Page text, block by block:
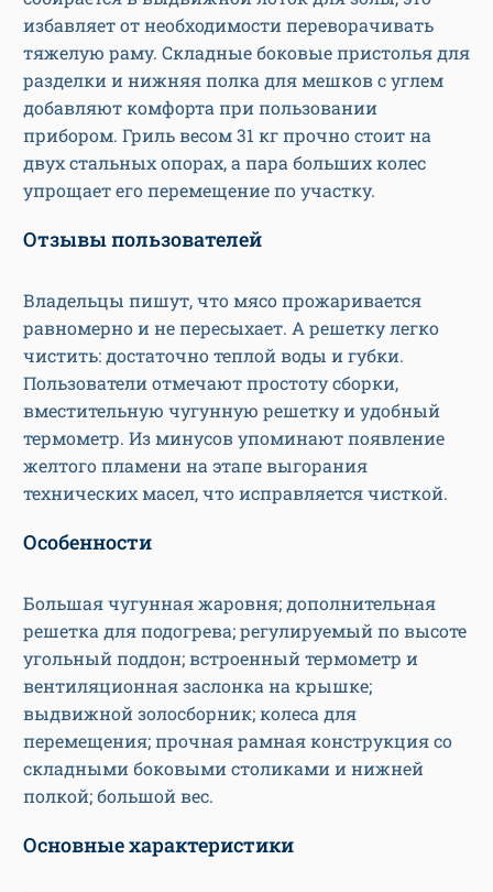
избавляет от необходимости переворачивать
тяжелую раму. Складные боковые пристолья для
разделки и нижняя полка для мешков с углем
добавляют комфорта при пользовании
прибором. Гриль весом 31 кг прочно стоит на
двух стальных опорах, а пара больших колес
упрощает его перемещение по участку.
Отзывы пользователей
Владельцы пишут, что мясо прожаривается
равномерно и не пересыхает. А решетку легко
чистить: достаточно теплой воды и губки.
Пользователи отмечают простоту сборки,
вместительную чугунную решетку и удобный
термометр. Из минусов упоминают появление
желтого пламени на этапе выгорания
технических масел, что исправляется чисткой.
Особенности
Большая чугунная жаровня; дополнительная
решетка для подогрева; регулируемый по высоте
угольный поддон; встроенный термометр и
вентиляционная заслонка на крышке;
выдвижной золосборник; колеса для
перемещения; прочная рамная конструкция со
складными боковыми столиками и нижней
полкой; большой вес.
Основные характеристики